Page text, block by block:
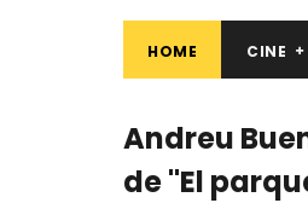
HOME CINE
Andreu
de "El